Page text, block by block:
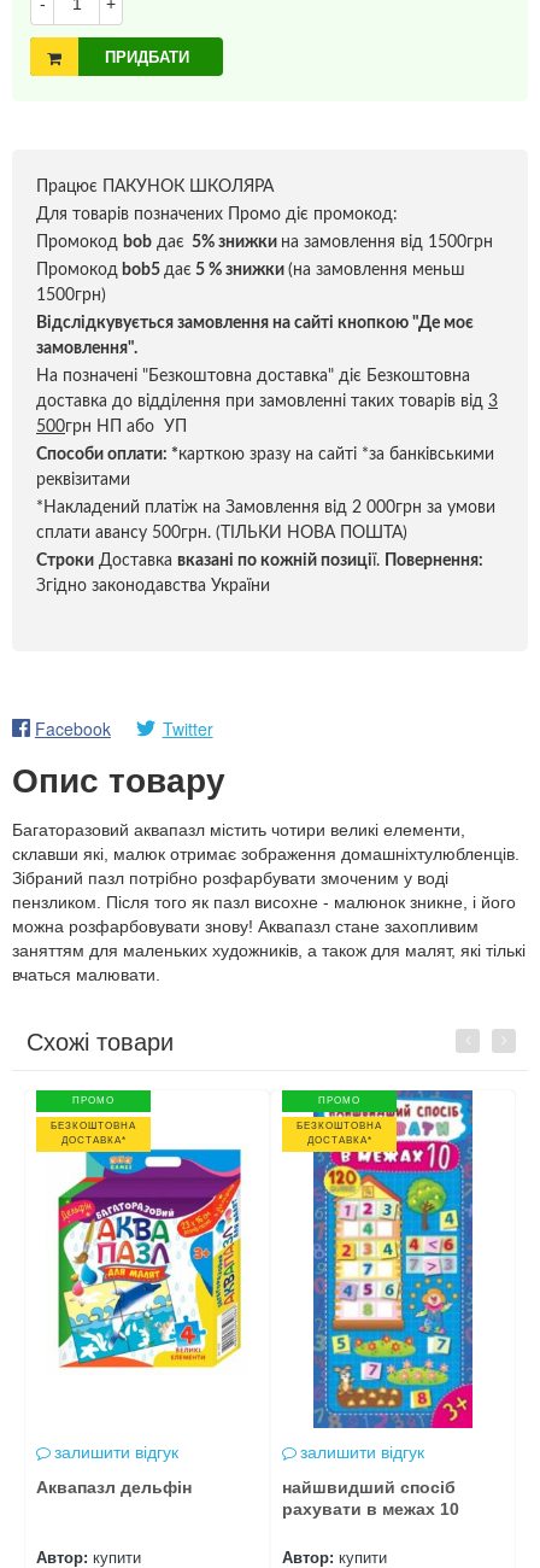
ПРИДБАТИ
Працює ПАКУНОК ШКОЛЯРА
Для товарів позначених Промо діє промокод:
Промокод bob дає 5% знижки на замовлення від 1500грн
Промокод bob5 дає 5 % знижки (на замовлення меньш
1500грн)
Відслідкувується замовлення на сайті кнопкою "Де моє
замовлення".
На позначені "Безкоштовна доставка" діє Безкоштовна
доставка до відділення при замовленні таких товарів від 3
500грн НП або УП
Способи оплати: *карткою зразу на сайті *за банківськими
реквізитами
*Накладений платіж на Замовлення від 2 000грн за умови
сплати авансу 500грн. (ТІЛЬКИ НОВА ПОШТА)
Строки Доставка вказані по кожній позиції.
Повернення:
Згідно законодавства України
Facebook Twitter
Опис товару
Багаторазовий аквапазл містить чотири великі елементи,
склавши які, малюк отримає зображення домашніхтулюбленців.
Зібраний пазл потрібно розфарбувати змоченим у воді
пензликом. Після того як пазл висохне - малюнок зникне, і його
можна розфарбовувати знову! Аквапазл стане захопливим
заняттям для маленьких художників, а також для малят, які тількі
вчаться малювати.
Схожі товари Previous
ПРОМО
БЕЗКОШТОВНА
ДОСТАВКА*
залишити відгук
Аквапазл дельфін
Автор: купити
ПРОМО
БЕЗКОШТОВНА
ДОСТАВКА*
залишити відгук
найшвидший спосіб
рахувати в межах 10
Автор: купити
Next